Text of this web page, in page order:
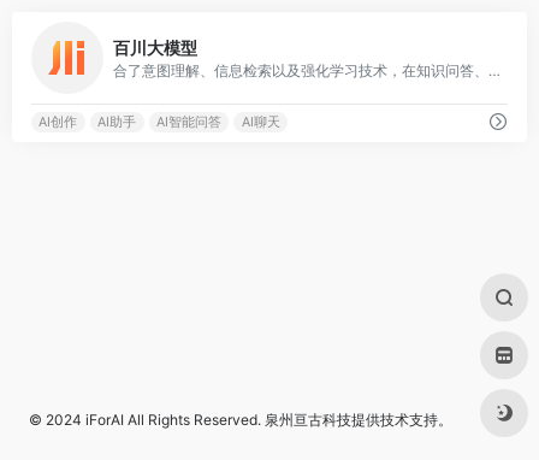
百川大模型
合了意图理解、信息检索以及强化学习技术，在知识问答、文本创作领域表现突出
AI创作 AI助手 AI智能问答 AI聊天
© 2024 iForAI All Rights Reserved. 泉州亘古科技提供技术支持。